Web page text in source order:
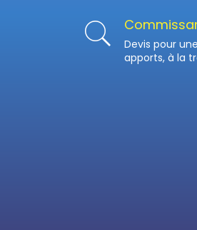
Devis pour
apports, à la